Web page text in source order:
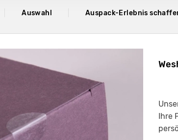
Auswahl Auspack-Erlebnis
Ihre